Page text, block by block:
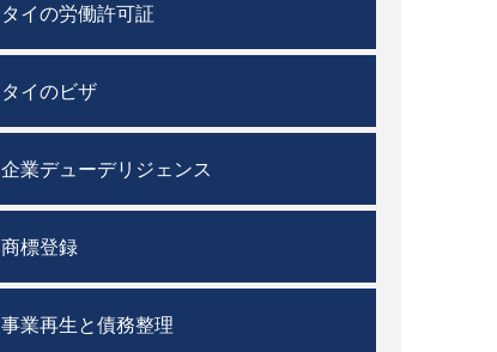
タイの労働許可証
タイのビザ
企業デューデリジェンス
商標登録
事業再生と債務整理